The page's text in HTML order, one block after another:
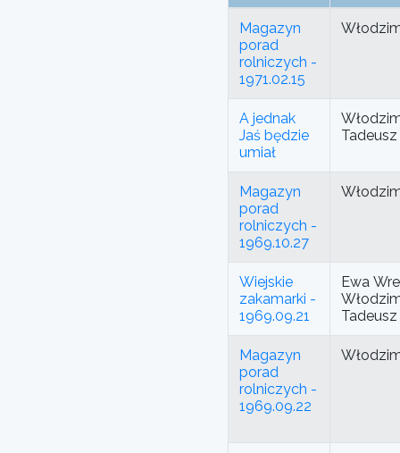
Magazyn
porad
rolniczych -
1971.02.15
A jednak
Jaś będzie
umiał
Magazyn
porad
rolniczych -
1969.10.27
Wiejskie
zakamarki -
1969.09.21
Ewa
Magazyn
porad
rolniczych -
1969.09.22